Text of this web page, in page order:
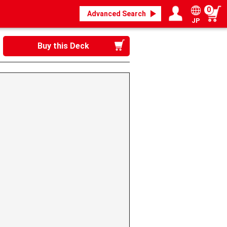
Advanced Search
Login / Register
My page
JP
0
Buy this Deck